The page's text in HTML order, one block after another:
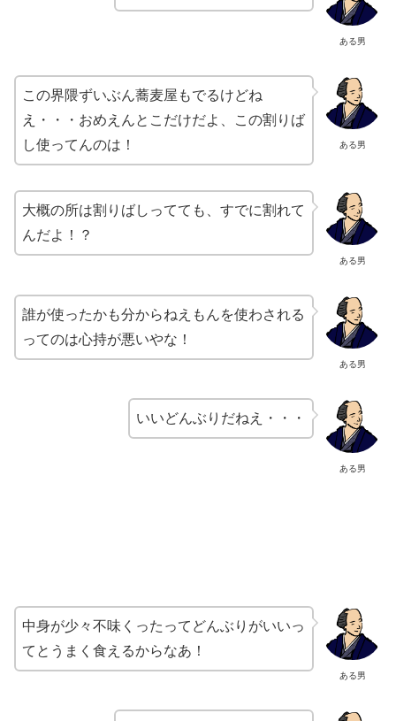
ある男
ある男
この界隈ずいぶん蕎麦屋もでるけどね
え・・・おめえんとこだけだよ、この割りば
し使ってんのは！
ある男
大概の所は割りばしってても、すでに割れて
んだよ！？
ある男
誰が使ったかも分からねえもんを使わされる
ってのは心持が悪いやな！
ある男
いいどんぶりだねえ・・・
ある男
中身が少々不味くったってどんぶりがいいっ
てとうまく食えるからなあ！